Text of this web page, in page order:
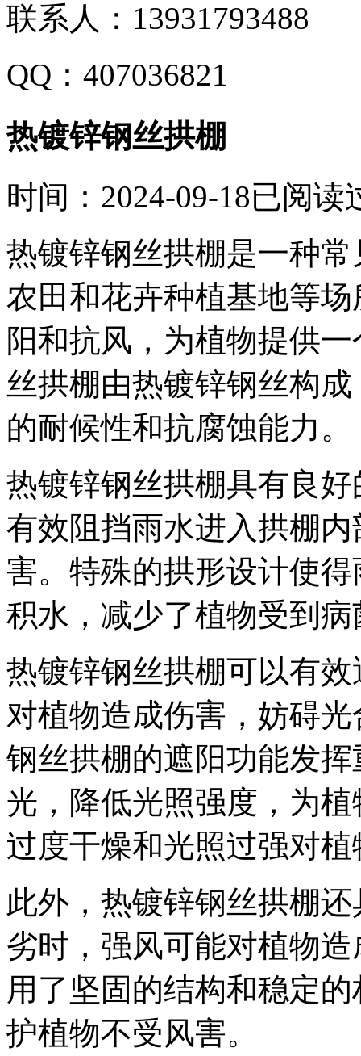
联系人： 13931793488
QQ： 407036821
热镀锌钢丝拱棚
时间：2024-09-18已阅读
热镀锌钢丝拱棚是一种
农田和花卉种植基地等
阳和抗风，为植物提供
丝拱棚由热镀锌钢丝构
的耐候性和抗腐蚀能力。
热镀锌钢丝拱棚具有良
有效阻挡雨水进入拱棚
害。特殊的拱形设计使
积水，减少了植物受到
热镀锌钢丝拱棚可以有
对植物造成伤害，妨碍
钢丝拱棚的遮阳功能发
光，降低光照强度，为
过度干燥和光照过强对
此外，热镀锌钢丝拱棚
劣时，强风可能对植物
用了坚固的结构和稳定
护植物不受风害。